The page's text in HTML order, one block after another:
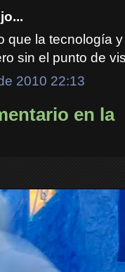
que la tecnología
sin el punto de
2010 22:13
en la